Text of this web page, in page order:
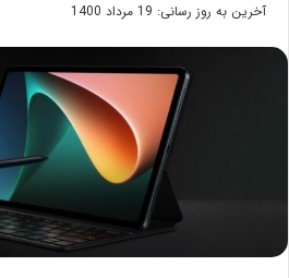
آخرین به روز رسانی: 19 مرداد 1400